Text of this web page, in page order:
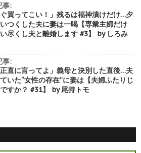
事:
ぐ買ってこい！」残るは福神漬けだけ…夕
つくした夫に妻は一喝【専業主婦だけ
尽くし夫と離婚します #3】 by しろみ
事:
正直に言ってよ」義母と決別した直後…夫
いた“女性の存在”に妻は【夫婦ふたりじ
すか？ #31】 by 尾持トモ